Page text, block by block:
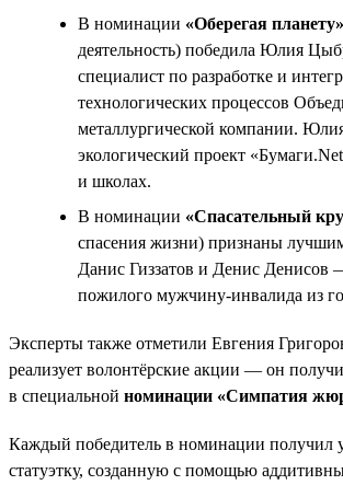
В номинации «Оберегая планету»
деятельность) победила Юлия
специалист по разработке и
технологических процессов
металлургической компании.
экологический проект
и школах.
В номинации «Спасательный
спасения жизни) признаны
Данис Гиззатов и Денис Денисов
пожилого мужчину-инвалида из
Эксперты также отметили Евгения
реализует волонтёрские акции — он
в специальной номинации «Симпатия
Каждый победитель в номинации получил
статуэтку, созданную с помощью